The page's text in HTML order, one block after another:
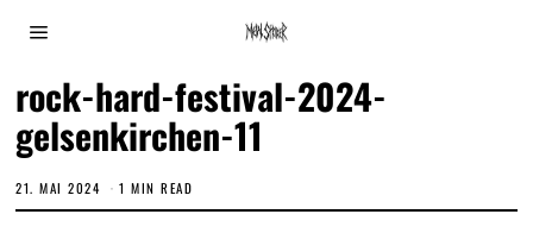
rock-hard-festival-2024-
gelsenkirchen-11
21. MAI 2024 1 MIN READ